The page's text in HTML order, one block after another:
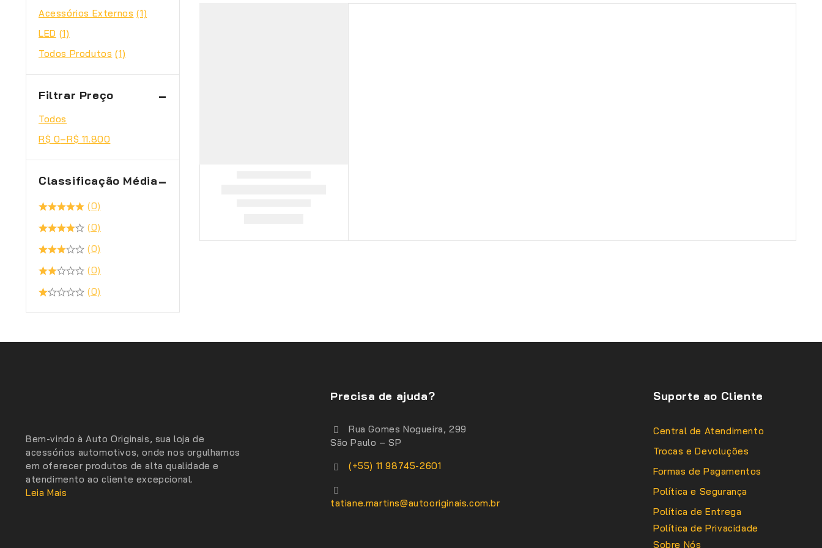
Acessórios Externos (1)
LED (1)
Todos Produtos (1)
Filtrar Preço
Todos
R$ 0–R$ 11.800
Classificação Média
(0)
(0)
(0)
(0)
(0)
Bem-vindo à Auto Originais, sua loja de
acessórios automotivos, onde nos orgulhamos
em oferecer produtos de alta qualidade e
atendimento ao cliente excepcional.
Leia Mais
Precisa de ajuda?
Rua Gomes Nogueira, 299
São Paulo – SP
(+55) 11 98745-2601
tatiane.martins@autooriginais.com.br
Suporte ao Cliente
Central de Atendimento
Trocas e Devoluções
Formas de Pagamentos
Política e Segurança
Política de Entrega
Política de Privacidade
Sobre Nós